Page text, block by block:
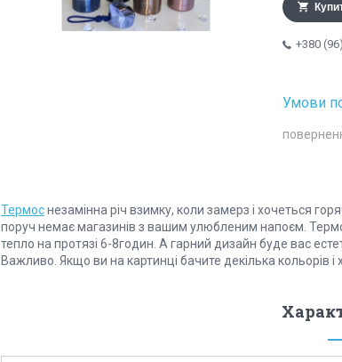
+380
Термоснезамінна річ взимку, коли замерз і хочеться
поруч немає магазинів з вашим улюбленим напоєм.
тепло на протязі 6-8годин. А гарний дизайн буде вас
Важливо. Якщо ви на картинці бачите декілька кольорів